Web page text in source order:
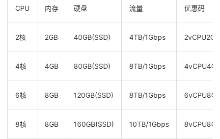
CPU 内存 硬盘 流量 优惠码
2核 2GB 40GB(SSD) 4TB/1Gbps
4核 4GB 80GB(SSD) 8TB/1Gbps
6核 8GB 120GB(SSD) 8TB/1Gbps
8核 8GB 160GB(SSD) 10TB/1Gbps